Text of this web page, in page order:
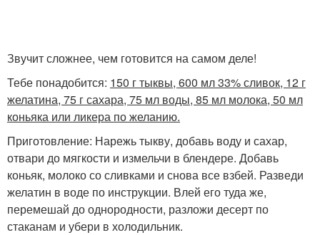
Звучит сложнее, чем готовится на самом деле!
Тебе понадобится: 150 г тыквы, 600 мл 33% сливок, 12 г
желатина, 75 г сахара, 75 мл воды, 85 мл молока, 50 мл
коньяка или ликера по желанию.
Приготовление: Нарежь тыкву, добавь воду и сахар,
отвари до мягкости и измельчи в блендере. Добавь
коньяк, молоко со сливками и снова все взбей. Разведи
желатин в воде по инструкции. Влей его туда же,
перемешай до однородности, разложи десерт по
стаканам и убери в холодильник.